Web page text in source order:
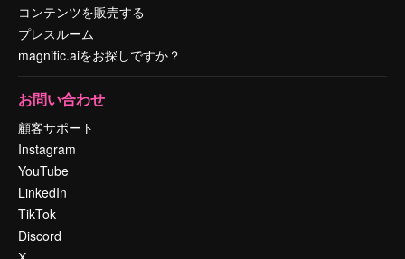
コンテンツを販売する
プレスルーム
magnific.aiをお探しですか？
お問い合わせ
顧客サポート
Instagram
YouTube
LinkedIn
TikTok
Discord